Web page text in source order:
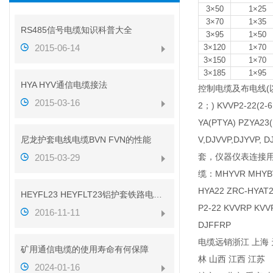
RS485信号电缆知识科普大全
2015-06-14
HYA HYV通信电缆接法
2015-03-16
尼龙护套电线电缆BVN FVN的性能
2015-03-29
2016-11-11
矿用通信电缆的使用寿命有何保障
2024-01-16
3×50
1×25
3×70
1×35
3×95
1×50
3×120
1×70
3×150
1×70
3×185
1×95
控制电缆及布电线(
2；) KVVP2-22(2-
YA(PTYA)
V,DJVVP,DJYVP,
套，仪器仪表连接
缆：MHYVR
HYA22 ZRC-
P2-22 KVVRP
DJFFRP
电缆远销浙江 上海
林 山西 江西 江苏